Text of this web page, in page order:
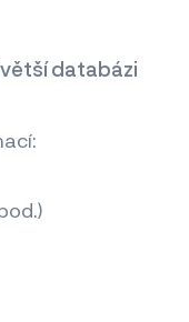
databázi